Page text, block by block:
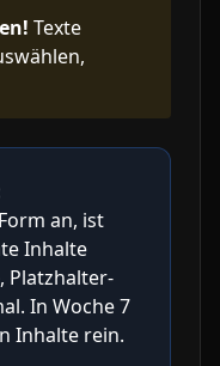
Texte
an, ist
Inhalte
Platzhalter-
In Woche 7
Inhalte rein.